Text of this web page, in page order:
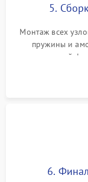
5.
Монтаж всех
пружины и
надежной
герметиком для
6.